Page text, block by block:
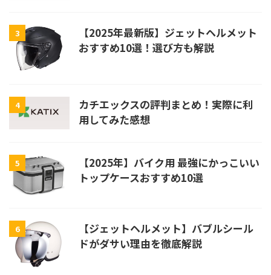
3
【2025年最新版】ジェットヘルメット
おすすめ10選！選び方も解説
4
カチエックスの評判まとめ！実際に利
用してみた感想
5
【2025年】バイク用 最強にかっこいい
トップケースおすすめ10選
6
【ジェットヘルメット】バブルシール
ドがダサい理由を徹底解説